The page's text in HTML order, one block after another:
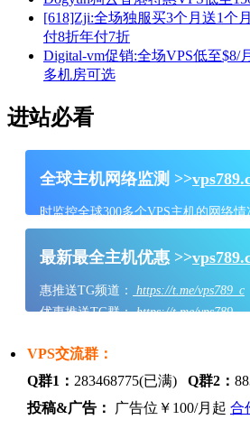
[618]Zji:全场独服买3个月送1个
付8折年付7折
Digital-vm促销:全场VPS低至$8/
多机房可选
进站必看
全球主机网络监测 >>
时监控全球300多个VPS主机的网络情
最新最全主机优惠 >>
惠推送TG频道：
https://t.me/vps789_c
优惠推送TG群：https://t.me/vps789
VPS交流群：
Q群1： 283468775(已满) Q群2：
投稿&广告：
广告位￥100/月起 合